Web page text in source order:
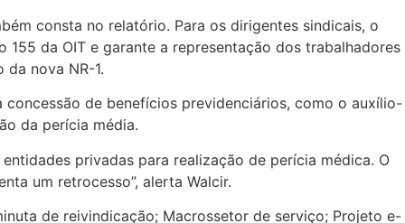
consta no relatório. Para os dirigentes sindicais, o
da OIT e garante a representação dos trabalhadores
nova NR-1.
de benefícios previdenciários, como o auxílio-
da perícia média.
privadas para realização de perícia médica. O
um retrocesso”, alerta Walcir.
de reivindicação; Macrossetor de serviço; Projeto e-